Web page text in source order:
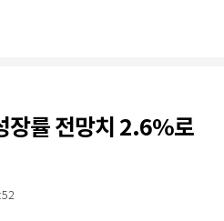
장률 전망치 2.6%로